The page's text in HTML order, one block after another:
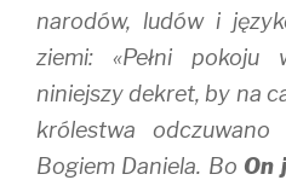
narodów, ludów i
ziemi: «Pełni pokoju
niniejszy dekret, by na
królestwa
Bogiem Daniela. Bo On